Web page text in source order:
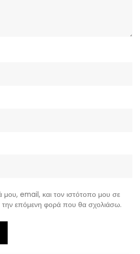
email, και τον ιστότοπο μου σε
την επόμενη φορά που θα σχολιάσω.